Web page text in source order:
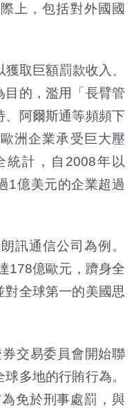
上，包括對外國國
取巨額罰款收入、
目的，濫用「長臂管
、阿爾斯通等頻頻下
洲企業承受巨大壓
統計，自2008年以
1億美元的企業超過
訊通信公司為例。
178億歐元，躋身全
對全球第一的美國思
交易委員會開始聯
多地的行賄行為。
免於刑事處罰，與